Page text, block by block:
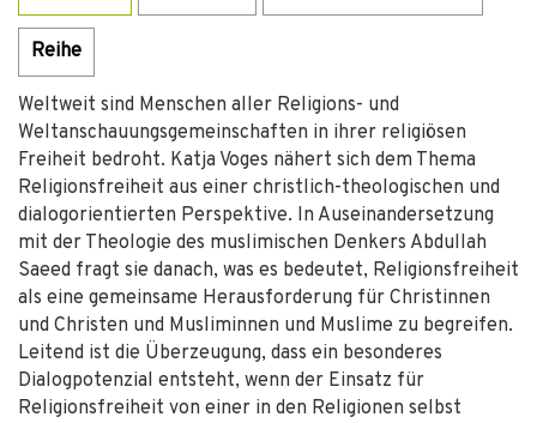
Reihe
Weltweit sind Menschen aller Religions- und
Weltanschauungsgemeinschaften in ihrer religiösen
Freiheit bedroht. Katja Voges nähert sich dem Thema
Religionsfreiheit aus einer christlich-theologischen und
dialogorientierten Perspektive. In Auseinandersetzung
mit der Theologie des muslimischen Denkers Abdullah
Saeed fragt sie danach, was es bedeutet, Religionsfreiheit
als eine gemeinsame Herausforderung für Christinnen
und Christen und Musliminnen und Muslime zu begreifen.
Leitend ist die Überzeugung, dass ein besonderes
Dialogpotenzial entsteht, wenn der Einsatz für
Religionsfreiheit von einer in den Religionen selbst